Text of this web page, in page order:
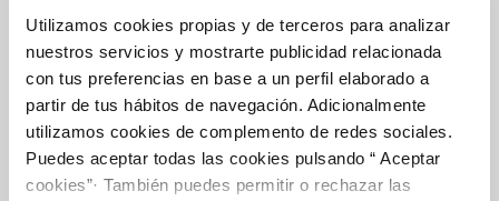
Utilizamos cookies propias y de terceros para analizar
nuestros servicios y mostrarte publicidad relacionada
con tus preferencias en base a un perfil elaborado a
partir de tus hábitos de navegación. Adicionalmente
utilizamos cookies de complemento de redes sociales.
Puedes aceptar todas las cookies pulsando “ Aceptar
cookies”· También puedes permitir o rechazar las
Gestiones Online
FACTURAS, PAGOS Y CONSUMOS
CONTRATOS